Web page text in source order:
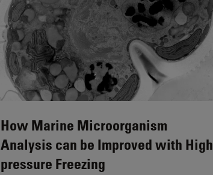
How Marine Microorganism
Analysis can be Improved with
pressure Freezing